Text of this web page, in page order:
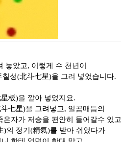
놓았고, 이렇게 수 천년이
성(北斗七星)을 그려 넣었습니다.
板)을 깔아 넣었지요.
七星)을 그려넣고, 일곱매듭의
자가 저승을 편안히 들어갈수 있고
)의 정기(精氣)를 받아 쉬었다가